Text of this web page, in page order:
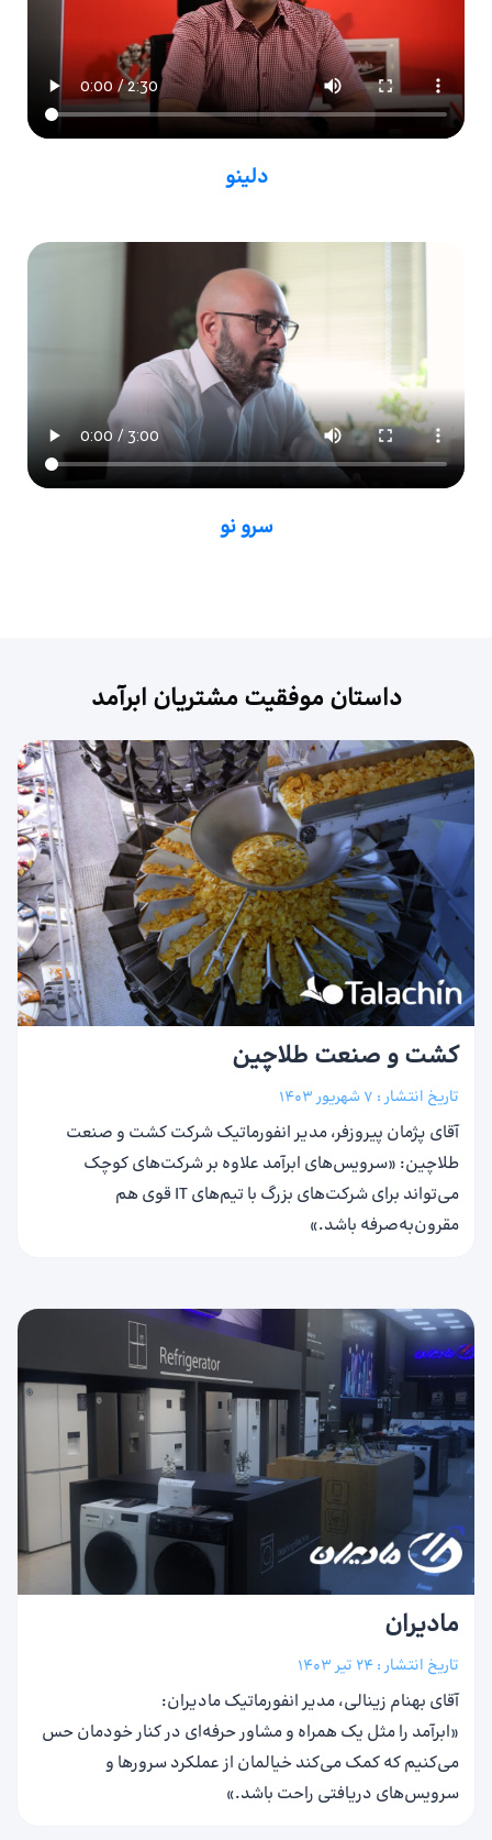
دلینو
سرو نو
داستان‌ موفقیت مشتریان ابرآمد
کشت و صنعت طلاچین
تاریخ انتشار : 7 شهریور 1403
آقای پژمان پیروزفر، مدیر انفورماتیک شرکت کشت و صنعت
طلاچین: «سرویس‌های ابرآمد علاوه بر شرکت‌های کوچک
می‌تواند برای شرکت‌های بزرگ با تیم‌های IT قوی هم
مقرون‌به‌صرفه باشد.»
مادیران
تاریخ انتشار : 24 تیر 1403
آقای بهنام زینالی، مدیر انفورماتیک مادیران:
«ابرآمد را مثل یک همراه و مشاور حرفه‌ای در کنار خودمان حس
می‌کنیم که کمک می‌کند خیالمان از عملکرد سرورها و
سرویس‌های دریافتی راحت باشد.»